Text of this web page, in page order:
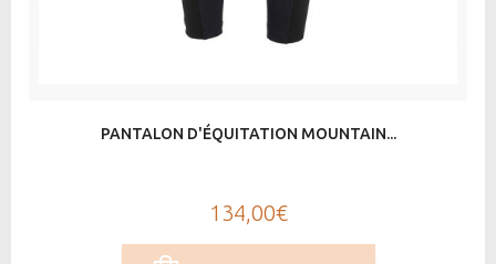
PANTALON D'ÉQUITATION MOUNTAIN...
134,00€